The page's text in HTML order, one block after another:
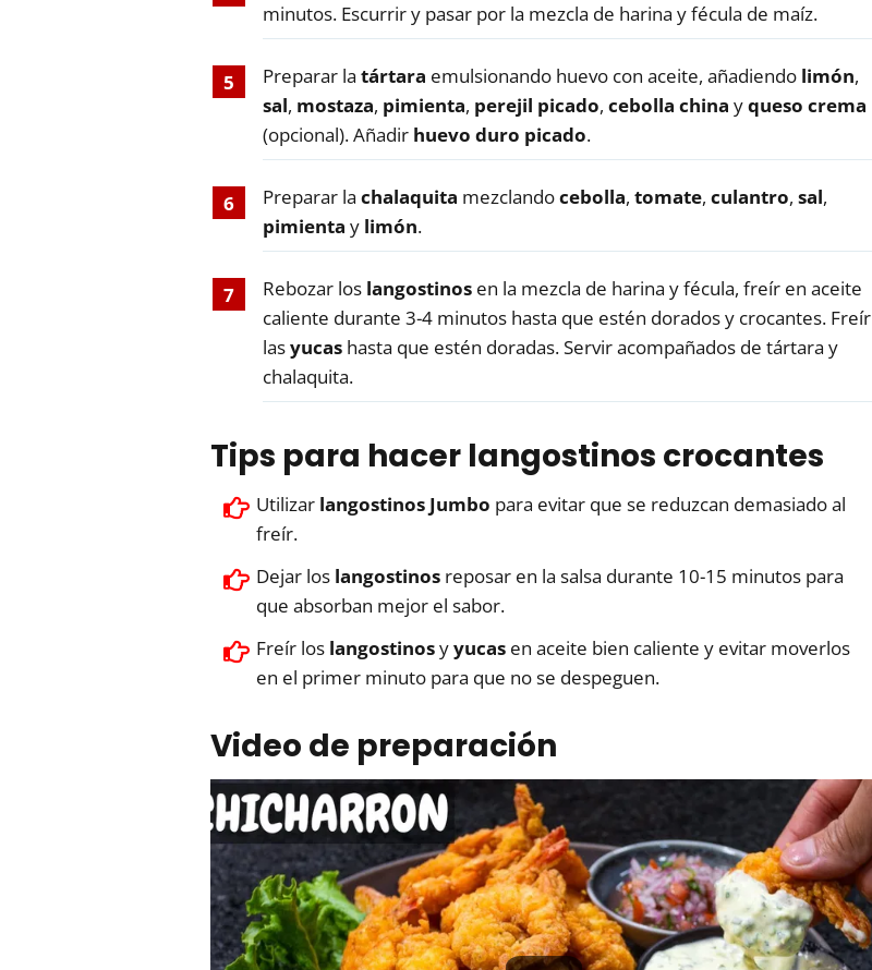
minutos. Escurrir y pasar por la mezcla de harina y fécula de maíz.
Preparar la tártara emulsionando huevo con aceite, añadiendo limón,
sal, mostaza, pimienta, perejil picado, cebolla china yqueso crema
(opcional). Añadir huevo duro picado.
Preparar la chalaquita mezclandocebolla, tomate, culantro, sal,
pimienta y limón.
Rebozar los langostinosen la mezcla de harina y fécula, freír en aceite
caliente durante 3-4 minutos hasta que estén dorados y crocantes. Freír
lasyucashasta que estén doradas. Servir acompañados de tártara y
chalaquita.
Tips para hacer langostinos crocantes
Utilizar langostinos Jumbo para evitar que se reduzcan demasiado al
freír.
Dejar los langostinos reposar en la salsa durante 10-15 minutos para
que absorban mejor el sabor.
Freír los langostinosyyucas en aceite bien caliente y evitar moverlos
en el primer minuto para que no se despeguen.
Video de preparación